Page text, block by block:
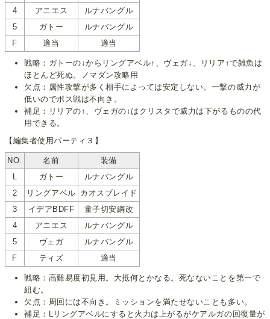
4
アニエス
ルナバングル
5
ガトー
ルナバングル
F
適当 適当
戦略：ガトーの↓からリングアベル↑、ヴェガ↓、リリア↑で雑魚は
ほとんど死ぬ。ノマダン攻略用
欠点：属性攻撃が多く相手によっては安定しない。一撃の威力が
低いのでボス戦は不向き。
補足：リリアの↑、ヴェガの↓はクリスタで威力は下がるものの代
用できる。
【編集者使用パーティ３】
NO. 名前
装備
ガトー
ルナバングル
2
リングアベル カオスブレイド
3
イデアBDFF
童子切安綱改
4
アニエス
ルナバングル
5
ヴェガ
ルナバングル
F
ティズ 適当
戦略：高難易度初見用。大抵何とかなる。死なないことを第一で
組む。
欠点：周回には不向き。ミッションを満たせないことも多い。
補足：Lリングアベルにすると火力は上がるがケアルガの回復量が